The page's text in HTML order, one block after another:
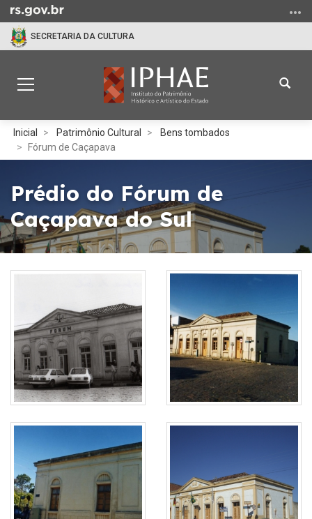
para
para
menu
para
busca
SECRETARIA DA CULTURA
Alterna
navegação
Abrir
busca
Início
conteúdo
Inicial Patrimônio Cultural
Bens tombados
Fórum de Caçapava
Prédio do Fórum de
Caçapava do Sul